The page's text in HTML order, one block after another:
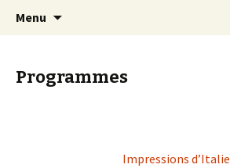
Trio Polycordes
Menu
Programmes
Impressions d’Italie